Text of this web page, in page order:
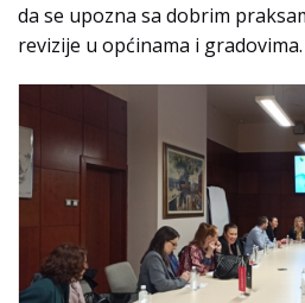
da se upozna sa dobrim
revizije u općinama i gradovima.